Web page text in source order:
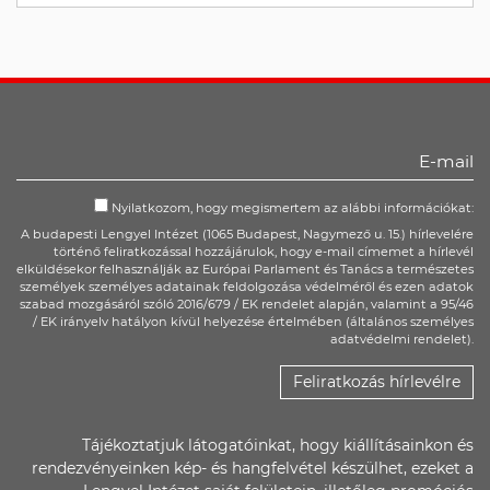
Nyilatkozom, hogy megismertem az alábbi információkat:
A budapesti Lengyel Intézet (1065 Budapest, Nagymező u. 15.) hírlevelére
történő feliratkozással hozzájárulok, hogy e-mail címemet a hírlevél
elküldésekor felhasználják az Európai Parlament és Tanács a természetes
személyek személyes adatainak feldolgozása védelméről és ezen adatok
szabad mozgásáról szóló 2016/679 / EK rendelet alapján, valamint a 95/46
/ EK irányelv hatályon kívül helyezése értelmében (általános személyes
adatvédelmi rendelet).
Feliratkozás hírlevélre
Tájékoztatjuk látogatóinkat, hogy kiállításainkon és
rendezvényeinken kép- és hangfelvétel készülhet, ezeket a